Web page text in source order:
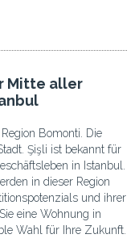
Mitte aller
Bomonti. Die
Şişli ist bekannt für
in Istanbul.
in dieser Region
und ihrer
eine Wohnung in
Wahl für Ihre Zukunft.